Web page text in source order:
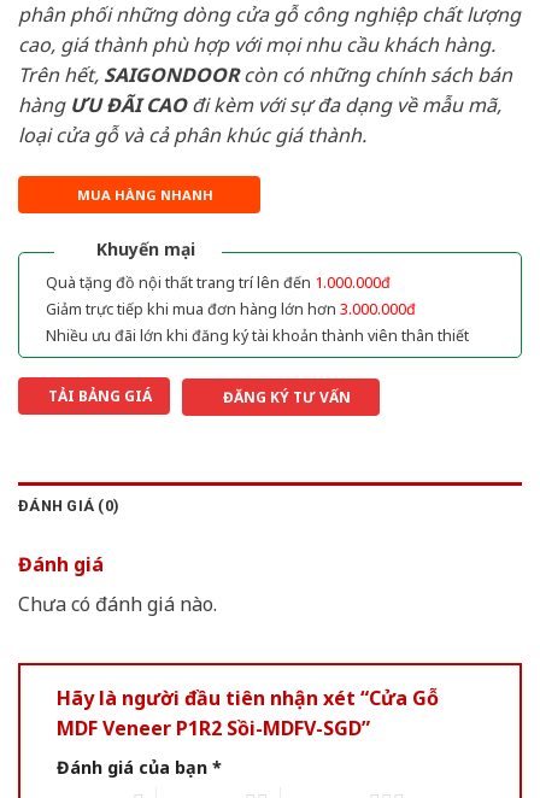
phân phối những dòng cửa gỗ công nghiệp chất lượng
cao, giá thành phù hợp với mọi nhu cầu khách hàng.
Trên hết, SAIGONDOORcòn có những chính sách bán
hàng ƯU ĐÃI CAOđi kèm với sự đa dạng về mẫu mã,
loại cửa gỗ và cả phân khúc giá thành.
MUA HÀNG NHANH
Khuyến mại
Quà tặng đồ nội thất trang trí lên đến 1.000.000đ
Giảm trực tiếp khi mua đơn hàng lớn hơn 3.000.000đ
Nhiều ưu đãi lớn khi đăng ký tài khoản thành viên thân thiết
TẢI BẢNG GIÁ ĐĂNG KÝ TƯ VẤN
ĐÁNH GIÁ (0)
Đánh giá
Chưa có đánh giá nào.
Hãy là người đầu tiên nhận xét “Cửa Gỗ
MDF Veneer P1R2 Sồi-MDFV-SGD”
Đánh giá của bạn *